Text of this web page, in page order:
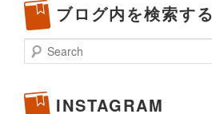
ブログ内を検索する
Search
INSTAGRAM